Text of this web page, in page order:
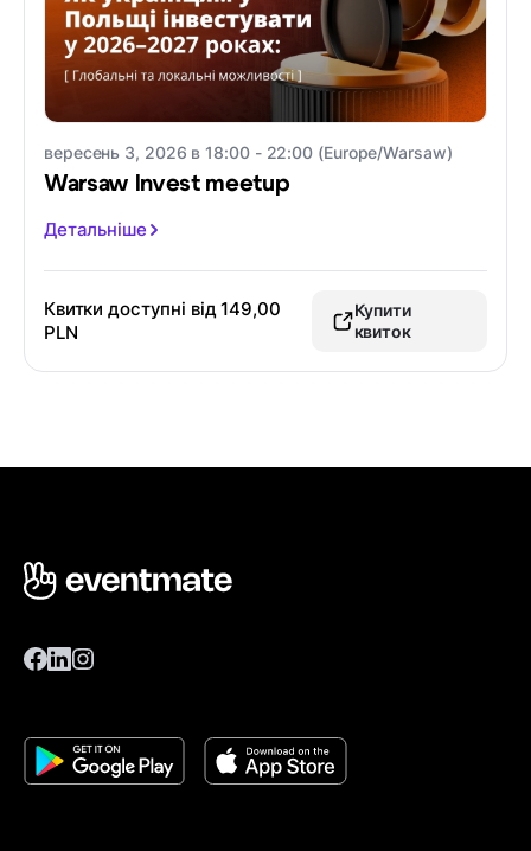
вересень 3, 2026 в 18:00 - 22:00 (Europe/Warsaw)
Warsaw Invest meetup
Детальніше
Квитки доступні від149,00
PLN
Купити
квиток